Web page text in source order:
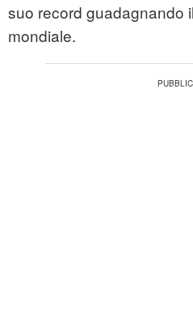
suo record guadagnando
mondiale.